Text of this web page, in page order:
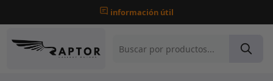
información útil